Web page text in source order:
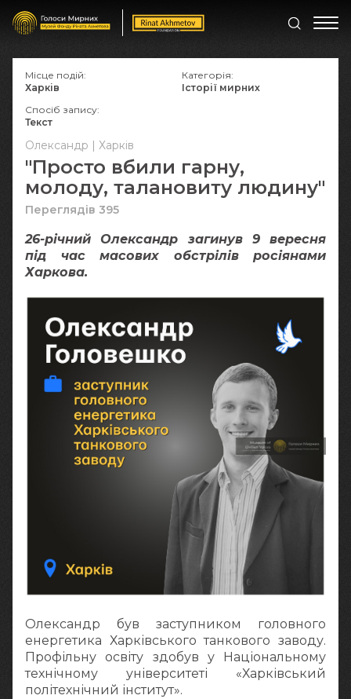
Олександр | Харків
"Просто вбили гарну,
молоду, талановиту людину"
Переглядів 395
26-річний Олександр загинув 9 вересня
під час масових обстрілів росіянами
Харкова.
Олександр був заступником головного
енергетика Харківського танкового заводу.
Профільну освіту здобув у Національному
технічному університеті «Харківський
політехнічний інститут».
Місце подій:
Харків
Категорія:
Історії мирних
Спосіб запису:
Текст